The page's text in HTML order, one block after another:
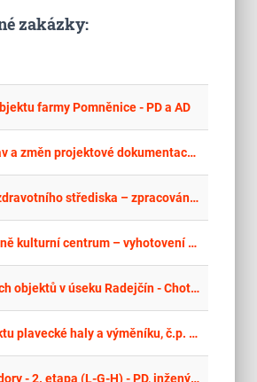
zakázky:
farmy Pomněnice - PD a AD
Provedení úprav a změn projektové dokumentace a výkon inženýrské činnosti – Biocentrum – CEA a MFF – opakované řízení
Rekonstrukce zdravotního střediska – zpracování projektové dokumentace - opakované řízení
Dětské sportovně kulturní centrum – vyhotovení prováděcí projektové dokumentace
Oprava mostních objektů v úseku Radejčín - Chotiměř (PD)
Demolice objektu plavecké haly a výměníku, č.p. 2051, ul. Ukrajinská v Litvínově – projektová dokumentace
Nadzemní koridory - 2. etapa (L-G-H) - PD, inženýrská činnost, autorský dozor a koordinátor BOZP - opakovaná